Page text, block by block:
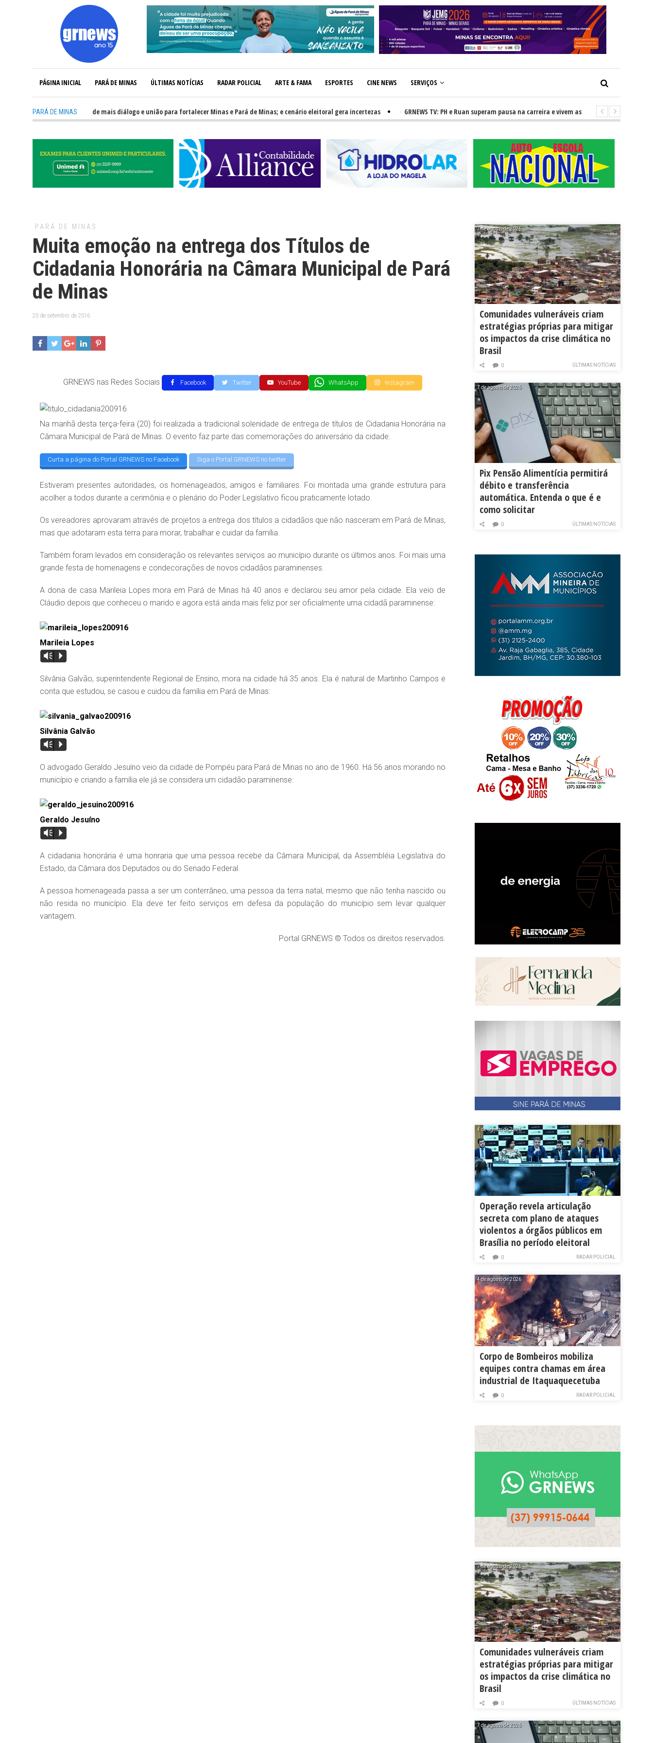
PÁGINA INICIAL PARÁ DE MINAS ÚLTIMAS NOTÍCIAS RADAR POLICIAL ARTE & FAMA ESPORTES CINE NEWS SERVIÇOS
PARÁ DE MINAS
TV: Política precisa de mais diálogo e união para fortalecer Minas e Pará de Minas; e cenário eleitoral gera incertezas GRNEWS TV: PH e Ruan superam pausa na carreira e vivem ascensão no cenário sertanejo
PARÁ DE MINAS
Muita emoção na entrega dos Títulos de
Cidadania Honorária na Câmara Municipal de Pará
de Minas
20 de setembro de 2016
GRNEWS nas Redes Sociais Facebook Twitter YouTube WhatsApp Instagram
Na manhã desta terça-feira (20) foi realizada a tradicional solenidade de entrega de títulos de Cidadania Honorária na
Câmara Municipal de Pará de Minas. O evento faz parte das comemorações do aniversário da cidade.
Curta a página do Portal GRNEWS no Facebook Siga o Portal GRNEWS no twitter
Estiveram presentes autoridades, os homenageados, amigos e familiares. Foi montada uma grande estrutura para
acolher a todos durante a cerimônia e o plenário do Poder Legislativo ficou praticamente lotado.
Os vereadores aprovaram através de projetos a entrega dos títulos a cidadãos que não nasceram em Pará de Minas,
mas que adotaram esta terra para morar, trabalhar e cuidar da família.
Também foram levados em consideração os relevantes serviços ao município durante os últimos anos. Foi mais uma
grande festa de homenagens e condecorações de novos cidadãos paraminenses.
A dona de casa Marileia Lopes mora em Pará de Minas há 40 anos e declarou seu amor pela cidade. Ela veio de
Cláudio depois que conheceu o marido e agora está ainda mais feliz por ser oficialmente uma cidadã paraminense:
Marileia Lopes
Vm P
Silvânia Galvão, superintendente Regional de Ensino, mora na cidade há 35 anos. Ela é natural de Martinho Campos e
conta que estudou, se casou e cuidou da família em Pará de Minas:
Silvânia Galvão
Vm P
O advogado Geraldo Jesuíno veio da cidade de Pompéu para Pará de Minas no ano de 1960. Há 56 anos morando no
município e criando a família ele já se considera um cidadão paraminense:
Geraldo Jesuíno
Vm P
A cidadania honorária é uma honraria que uma pessoa recebe da Câmara Municipal, da Assembléia Legislativa do
Estado, da Câmara dos Deputados ou do Senado Federal.
A pessoa homenageada passa a ser um conterrâneo, uma pessoa da terra natal, mesmo que não tenha nascido ou
não resida no município. Ela deve ter feito serviços em defesa da população do município sem levar qualquer
vantagem.
Portal GRNEWS © Todos os direitos reservados.
7 de agosto de 2026
Comunidades vulneráveis criam
estratégias próprias para mitigar
os impactos da crise climática no
Brasil
ÚLTIMAS NOTÍCIAS
0
7 de agosto de 2026
Pix Pensão Alimentícia permitirá
débito e transferência
automática. Entenda o que é e
como solicitar
ÚLTIMAS NOTÍCIAS
0
4 de agosto de 2026
Operação revela articulação
secreta com plano de ataques
violentos a órgãos públicos em
Brasília no período eleitoral
RADAR POLICIAL
0
4 de agosto de 2026
Corpo de Bombeiros mobiliza
equipes contra chamas em área
industrial de Itaquaquecetuba
RADAR POLICIAL
0
7 de agosto de 2026
Comunidades vulneráveis criam
estratégias próprias para mitigar
os impactos da crise climática no
Brasil
ÚLTIMAS NOTÍCIAS
0
7 de agosto de 2026